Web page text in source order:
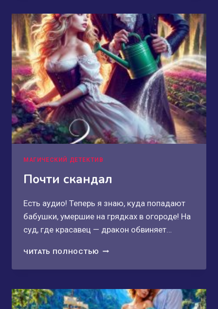
МАГИЧЕСКИЙ ДЕТЕКТИВ
Почти скандал
Есть аудио! Теперь я знаю, куда попадают
бабушки, умершие на грядках в огороде! На
суд, где красавец — дракон обвиняет…
ЧИТАТЬ ПОЛНОСТЬЮ ПОЧТИ